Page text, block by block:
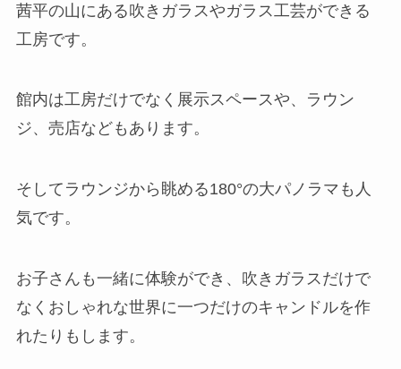
茜平の山にある吹きガラスやガラス工芸ができる
工房です。
館内は工房だけでなく展示スペースや、ラウン
ジ、売店などもあります。
そしてラウンジから眺める180°の大パノラマも人
気です。
お子さんも一緒に体験ができ、吹きガラスだけで
なくおしゃれな世界に一つだけのキャンドルを作
れたりもします。